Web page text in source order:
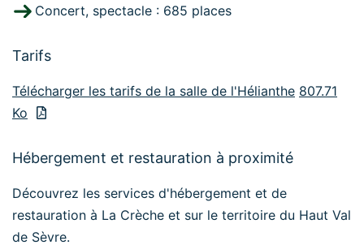
Concert, spectacle : 685 places
Tarifs
Télécharger les tarifs de la salle de l'Hélianthe 807.71
Ko
Hébergement et restauration à proximité
Découvrez les services d'hébergement et de
restauration à La Crèche et sur le territoire du Haut Val
de Sèvre.